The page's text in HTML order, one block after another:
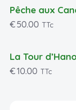
Pêche aux
€50.00 TTc
La Tour
€10.00 TTc